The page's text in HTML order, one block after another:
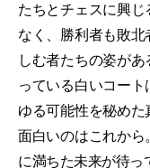
たちとチェスに興
なく、勝利者も敗
しむ者たちの姿が
っている白いコー
ゆる可能性を秘めた
面白いのはこれか
に満ちた未来が待っ